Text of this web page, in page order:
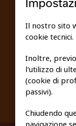
Il nostro sito
cookie tecnici.
Inoltre,
l'utilizzo di
(cookie di
passivi).
Chiudendo